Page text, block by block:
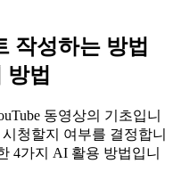
작성하는 방법
방법
동영상의 기초입니
청할지 여부를 결정합니
4가지 AI 활용 방법입니